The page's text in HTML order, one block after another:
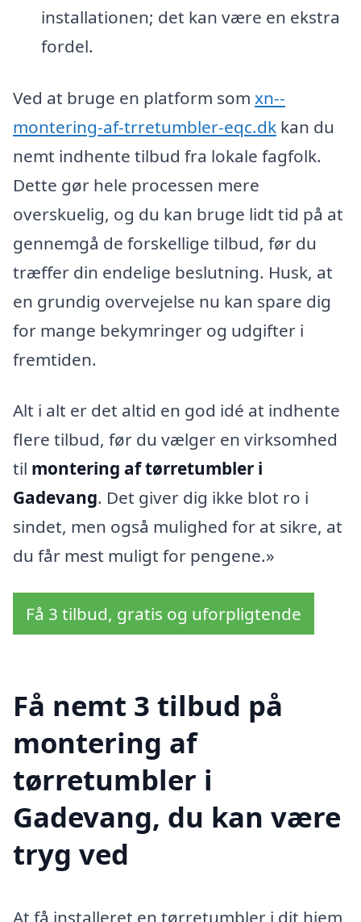
installationen; det kan være en ekstra
fordel.
Ved at bruge en platform som xn--
montering-af-trretumbler-eqc.dk kan du
nemt indhente tilbud fra lokale fagfolk.
Dette gør hele processen mere
overskuelig, og du kan bruge lidt tid på at
gennemgå de forskellige tilbud, før du
træffer din endelige beslutning. Husk, at
en grundig overvejelse nu kan spare dig
for mange bekymringer og udgifter i
fremtiden.
Alt i alt er det altid en god idé at indhente
flere tilbud, før du vælger en virksomhed
til montering af tørretumbler i
Gadevang. Det giver dig ikke blot ro i
sindet, men også mulighed for at sikre, at
du får mest muligt for pengene.»
Få 3 tilbud, gratis og uforpligtende
Få nemt 3 tilbud på
montering af
tørretumbler i
Gadevang, du kan være
tryg ved
At få installeret en tørretumbler i dit hjem